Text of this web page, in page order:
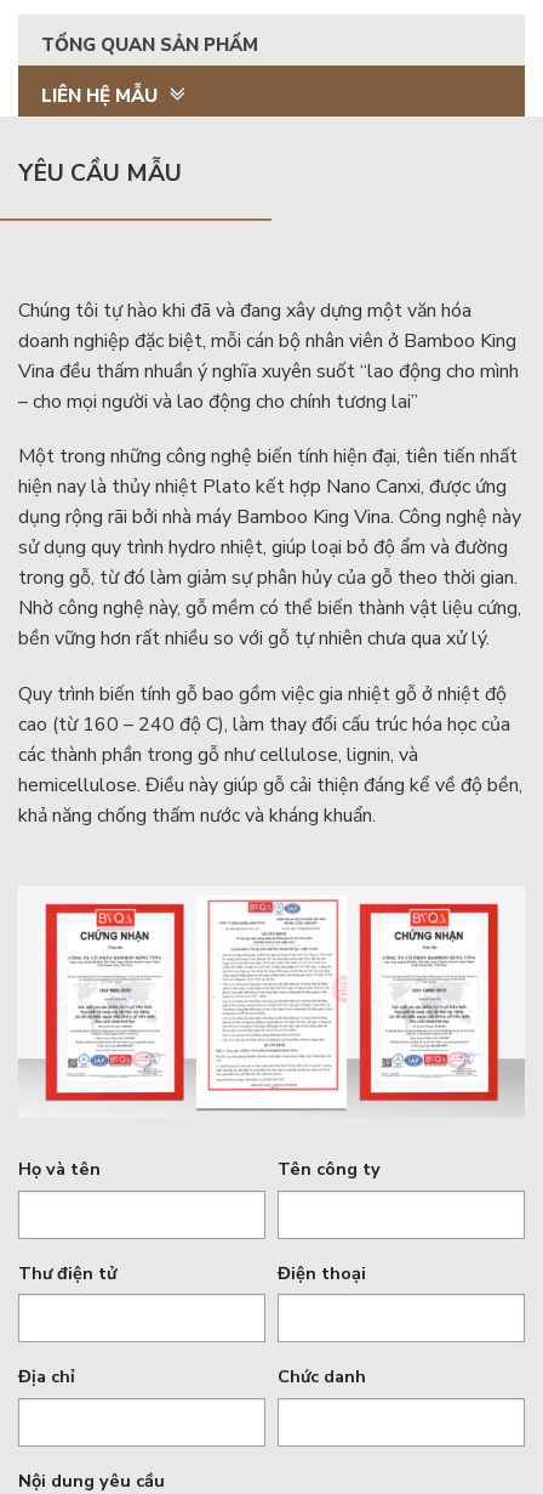
TỔNG QUAN SẢN PHẨM
LIÊN HỆ MẪU
YÊU CẦU MẪU
Chúng tôi tự hào khi đã và đang xây dựng một văn hóa
doanh nghiệp đặc biệt, mỗi cán bộ nhân viên ở Bamboo King
Vina đều thấm nhuần ý nghĩa xuyên suốt “lao động cho mình
– cho mọi người và lao động cho chính tương lai”
Một trong những công nghệ biến tính hiện đại, tiên tiến nhất
hiện nay là thủy nhiệt Plato kết hợp Nano Canxi, được ứng
dụng rộng rãi bởi nhà máy Bamboo King Vina. Công nghệ này
sử dụng quy trình hydro nhiệt, giúp loại bỏ độ ẩm và đường
trong gỗ, từ đó làm giảm sự phân hủy của gỗ theo thời gian.
Nhờ công nghệ này, gỗ mềm có thể biến thành vật liệu cứng,
bền vững hơn rất nhiều so với gỗ tự nhiên chưa qua xử lý.
Quy trình biến tính gỗ bao gồm việc gia nhiệt gỗ ở nhiệt độ
cao (từ 160 – 240 độ C), làm thay đổi cấu trúc hóa học của
các thành phần trong gỗ như cellulose, lignin, và
hemicellulose. Điều này giúp gỗ cải thiện đáng kể về độ bền,
khả năng chống thấm nước và kháng khuẩn.
Họ và tên Tên công ty
Thư điện tử Điện thoại
Địa chỉ Chức danh
Nội dung yêu cầu